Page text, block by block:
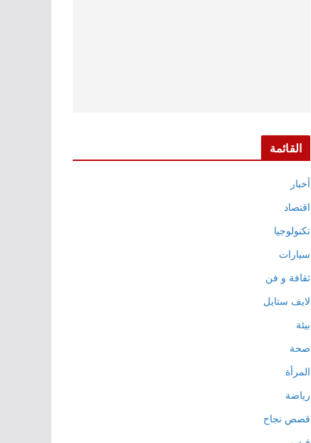
القائمة
أخبار
اقتصاد
تكنولوجيا
سيارات
ثقافة و فن
لايف ستايل
بيئة
صحة
المرأة
رياضة
قصص نجاح